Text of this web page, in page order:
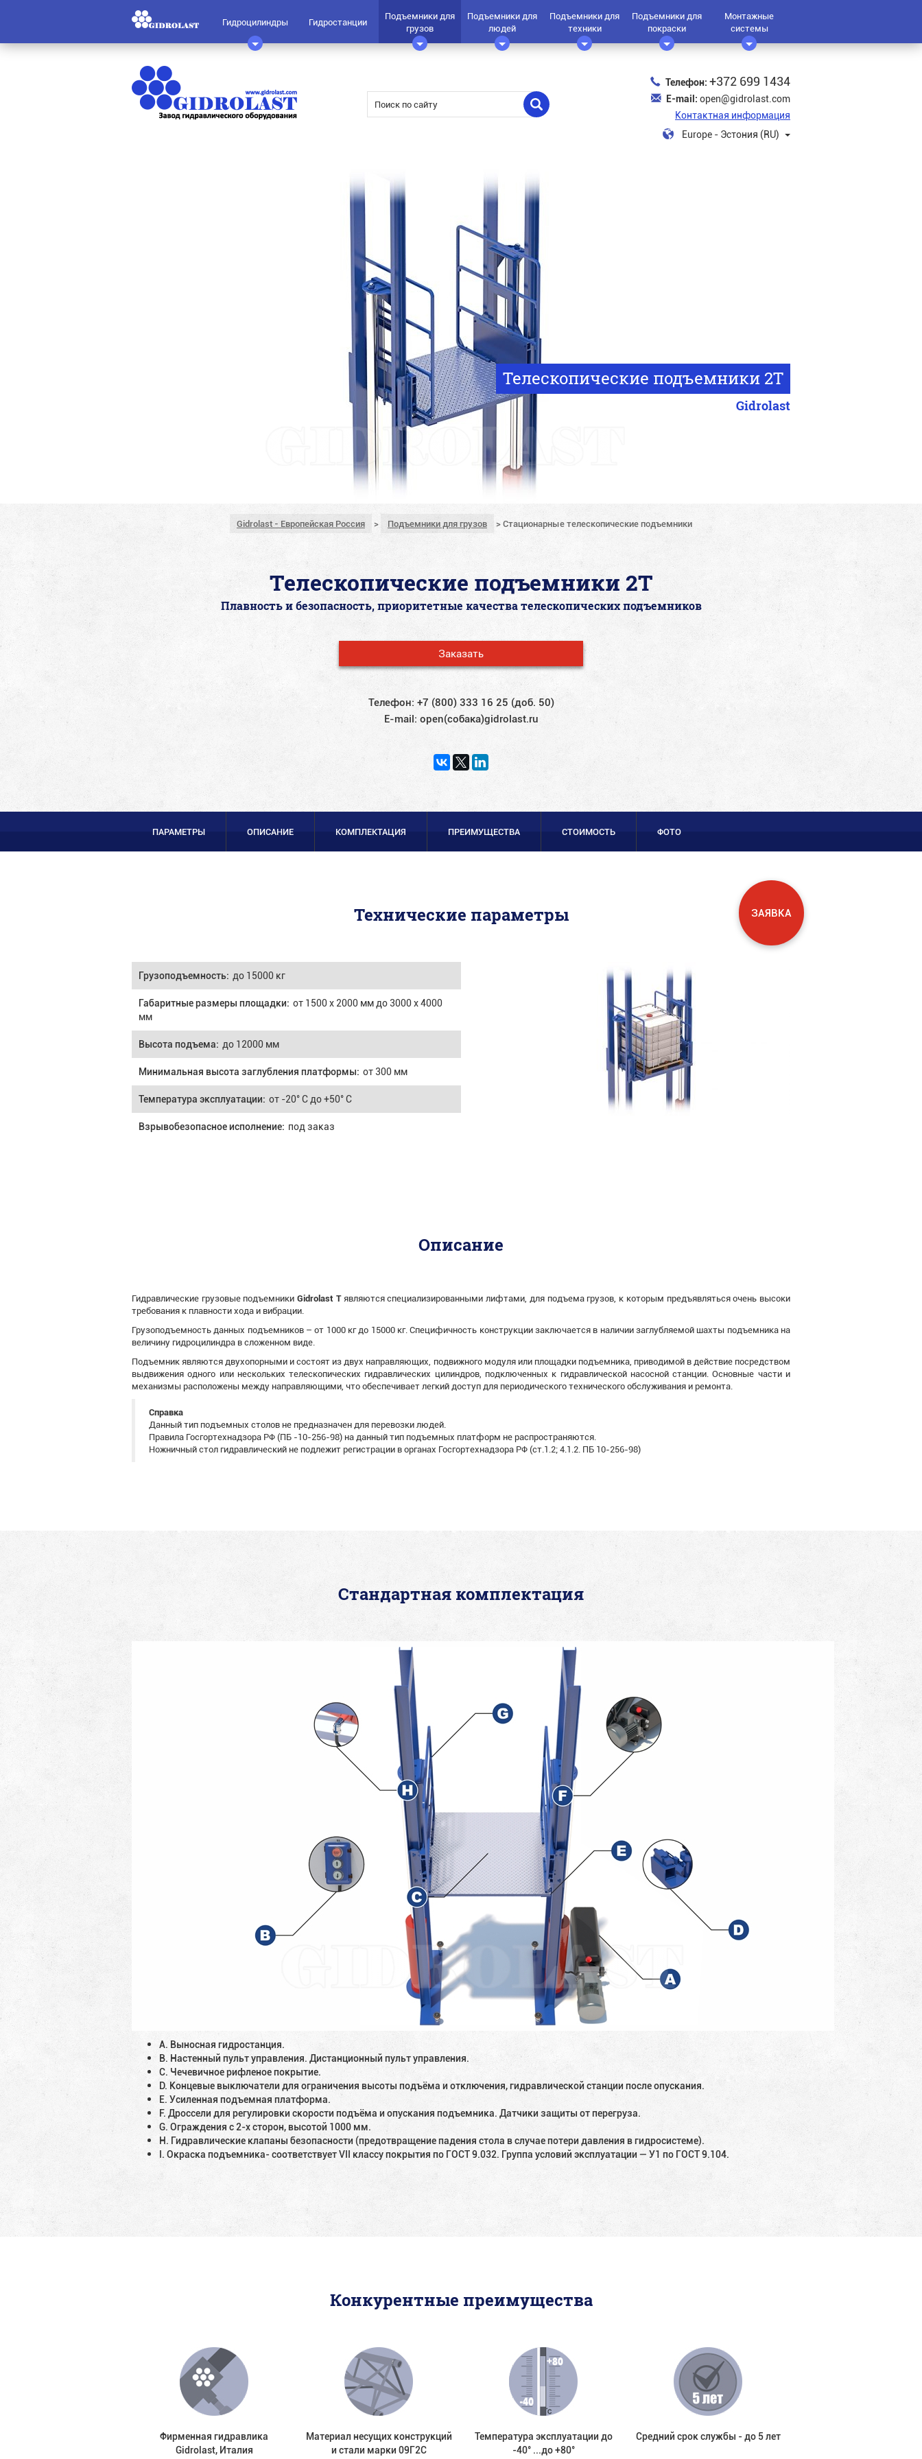
Гидроцилиндры Гидростанции
Подъемники для
грузов
Подъемники для
людей
Подъемники для
техники
Подъемники для
покраски
Монтажные
системы
Телефон: +372 699 1434
E-mail: open@gidrolast.com
Контактная информация
Europe - Эстония (RU)
Телескопические подъемники 2T
Gidrolast
Gidrolast - Европейская Россия > Подъемники для грузов >Стационарные телескопические подъемники
Телескопические подъемники 2T
Плавность и безопасность, приоритетные качества телескопических подъемников
Заказать
Телефон: +7 (800) 333 16 25 (доб. 50)
E-mail: open(собака)gidrolast.ru
ПАРАМЕТРЫ ОПИСАНИЕ КОМПЛЕКТАЦИЯ ПРЕИМУЩЕСТВА СТОИМОСТЬ ФОТО
ЗАЯВКА
Технические параметры
Грузоподъемность: до 15000 кг
Габаритные размеры площадки: от 1500 х 2000 мм до 3000 х 4000
мм
Высота подъема: до 12000 мм
Минимальная высота заглубления платформы: от 300 мм
Температура эксплуатации: от -20° С до +50° С
Взрывобезопасное исполнение: под заказ
Описание
Гидравлические грузовые подъемникиGidrolast Tявляются специализированными лифтами, для подъема грузов, к которым предъявляться очень высоки
требования к плавности хода и вибрации.
Грузоподъемность данных подъемников – от 1000 кг до 15000 кг. Специфичность конструкции заключается в наличии заглубляемой шахты подъемника на
величину гидроцилиндра в сложенном виде.
Подъемник являются двухопорными и состоят из двух направляющих, подвижного модуля или площадки подъемника, приводимой в действие посредством
выдвижения одного или нескольких телескопических гидравлических цилиндров, подключенных к гидравлической насосной станции. Основные части и
механизмы расположены между направляющими, что обеспечивает легкий доступ для периодического технического обслуживания и ремонта.
Справка
Данный тип подъемных столов не предназначен для перевозки людей.
Правила Госгортехнадзора РФ (ПБ -10-256-98) на данный тип подъемных платформ не распространяются.
Ножничный стол гидравлический не подлежит регистрации в органах Госгортехнадзора РФ (ст.1.2; 4.1.2. ПБ 10-256-98)
Стандартная комплектация
A. Выносная гидростанция.
B. Настенный пульт управления. Дистанционный пульт управления.
C. Чечевичное рифленое покрытие.
D. Концевые выключатели для ограничения высоты подъёма и отключения, гидравлической станции после опускания.
E. Усиленная подъемная платформа.
F. Дроссели для регулировки скорости подъёма и опускания подъемника. Датчики защиты от перегруза.
G. Ограждения с 2-х сторон, высотой 1000 мм.
H. Гидравлические клапаны безопасности (предотвращение падения стола в случае потери давления в гидросистеме).
I. Окраска подъемника- соответствует VII классу покрытия по ГОСТ 9.032. Группа условий эксплуатации — У1 по ГОСТ 9.104.
Конкурентные преимущества
Фирменная гидравлика
Gidrolast, Италия
Материал несущих конструкций
и стали марки 09Г2С
Температура эксплуатации до
-40° ...до +80°
Средний срок службы - до 5 лет